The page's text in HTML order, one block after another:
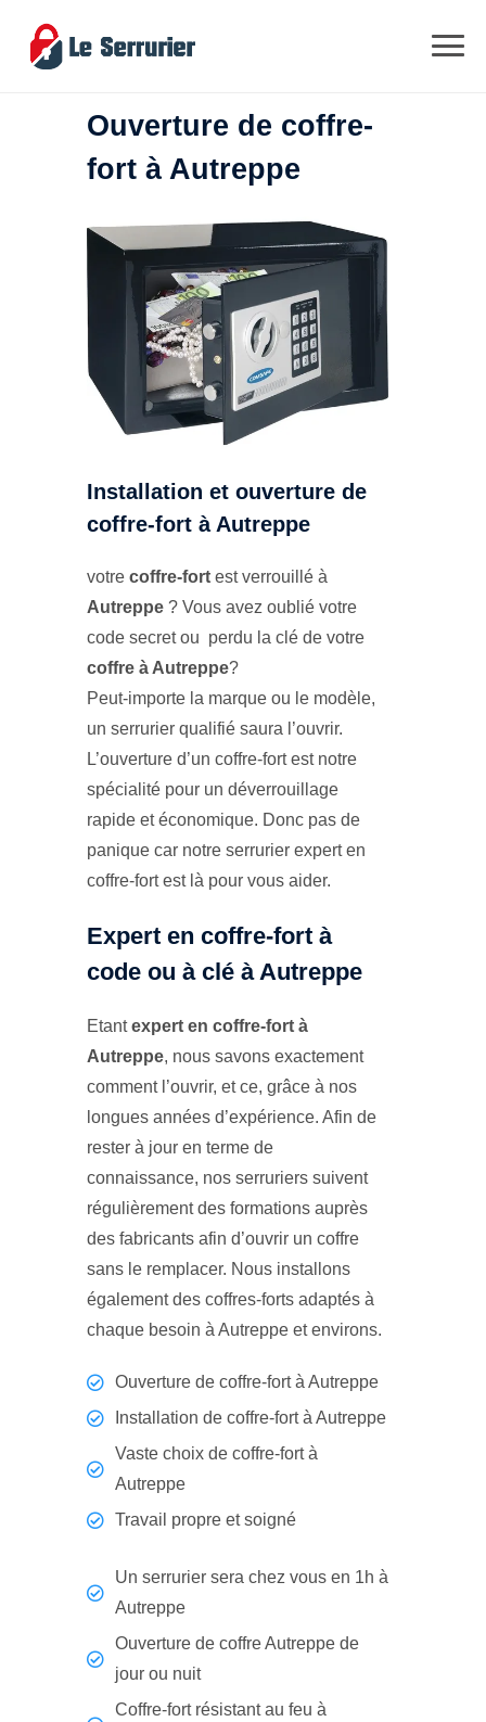
Ouverture de coffre-
fort à Autreppe
Installation et ouverture de
coffre-fort à Autreppe
votre coffre-fort est verrouillé à
Autreppe ? Vous avez oublié votre
code secret ou perdu la clé de votre
coffre à Autreppe?
Peut-importe la marque ou le modèle,
un serrurier qualifié saura l’ouvrir.
L’ouverture d’un coffre-fort est notre
spécialité pour un déverrouillage
rapide et économique. Donc pas de
panique car notre serrurier expert en
coffre-fort est là pour vous aider.
Expert en coffre-fort à
code ou à clé à Autreppe
Etantexpert en coffre-fort à
Autreppe, nous savons exactement
comment l’ouvrir, et ce, grâce à nos
longues années d’expérience. Afin de
rester à jour en terme de
connaissance, nos serruriers suivent
régulièrement des formations auprès
des fabricants afin d’ouvrir un coffre
sans le remplacer. Nous installons
également des coffres-forts adaptés à
chaque besoin à Autreppe et environs.
Ouverture de coffre-fort à Autreppe
Installation de coffre-fort à Autreppe
Vaste choix de coffre-fort à
Autreppe
Travail propre et soigné
Un serrurier sera chez vous en 1h à
Autreppe
Ouverture de coffre Autreppe de
jour ou nuit
Coffre-fort résistant au feu à